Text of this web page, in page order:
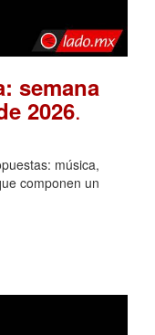
semana
2026.
música,
componen un